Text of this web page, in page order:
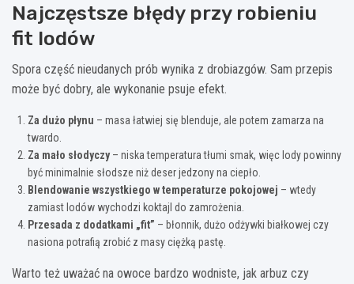
Najczęstsze błędy przy robieniu
fit lodów
Spora część nieudanych prób wynika z drobiazgów. Sam przepis
może być dobry, ale wykonanie psuje efekt.
Za dużo płynu – masa łatwiej się blenduje, ale potem zamarza na
twardo.
Za mało słodyczy– niska temperatura tłumi smak, więc lody powinny
być minimalnie słodsze niż deser jedzony na ciepło.
Blendowanie wszystkiego w temperaturze pokojowej – wtedy
zamiast lodów wychodzi koktajl do zamrożenia.
Przesada z dodatkami „fit” – błonnik, dużo odżywki białkowej czy
nasiona potrafią zrobić z masy ciężką pastę.
Warto też uważać na owoce bardzo wodniste, jak arbuz czy